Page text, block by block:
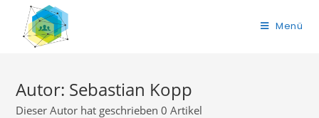
Menü
Autor: Sebastian Kopp
Dieser Autor hat geschrieben 0 Artikel